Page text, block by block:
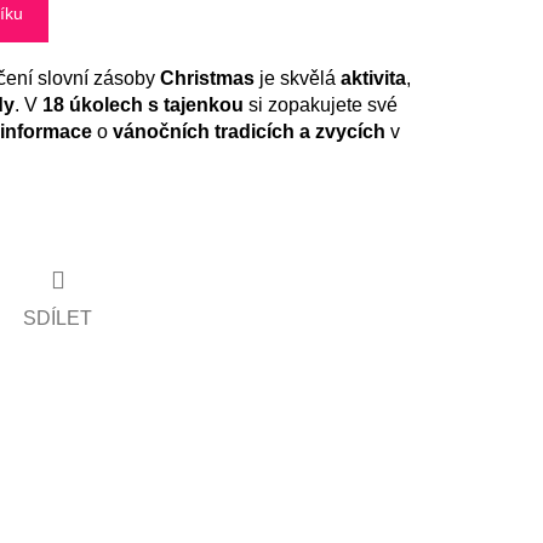
slovní zásoby Christmas je skvělá aktivita,
. V 18 úkolech s tajenkou si zopakujete své
informace o vánočních tradicích a zvycích v
SDÍLET